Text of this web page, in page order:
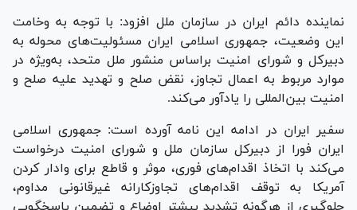
نماینده دائم ایران در سازمان ملل افزود: با توجه به وخامت
این وضعیت، جمهوری اسلامی ایران مسئولیت‌های محوله به
دبیرکل و شورای امنیت براساس منشور ملل متحد، به‌ویژه در
موارد مربوط به اعمال تجاوز، نقض صلح و تهدید علیه صلح و
امنیت بین‌المللی را یادآور می‌کند.
سفیر ایران در ادامه این نامه آورده است: جمهوری اسلامی
ایران فورا از دبیرکل سازمان ملل و شورای امنیت درخواست
می‌کند با اتخاذ اقدام‌های فوری، موثر و قاطع برای وادار کردن
آمریکا به توقف اقدام‌های تجاوزکارانه غیرقانونی مداوم،
جلوگیری از هرگونه تشدید بیشتر اوضاع و تضمین پاسخگویی